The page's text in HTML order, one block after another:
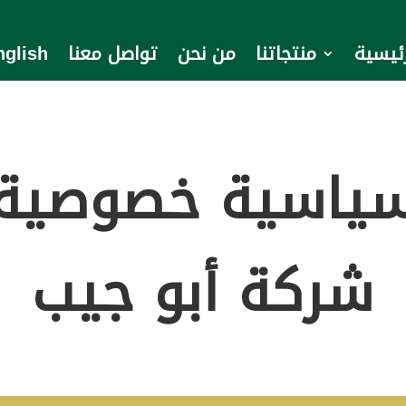
منتجاتنا من نحن تواصل معنا
شركة أبو جيب